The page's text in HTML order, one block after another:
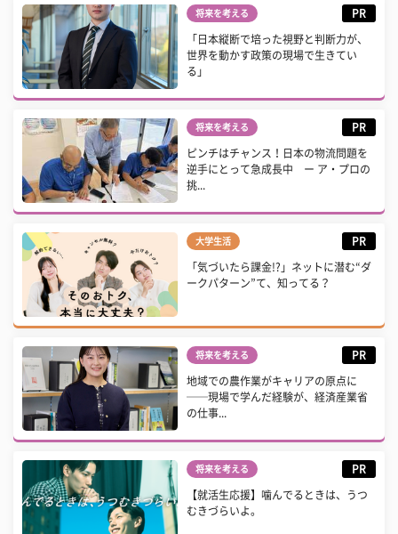
将来を考える PR
「日本縦断で培った視野と判断力が、
世界を動かす政策の現場で生きてい
る」
将来を考える PR
ピンチはチャンス！日本の物流問題を
逆手にとって急成長中 ー ア・プロの
挑...
大学生活 PR
「気づいたら課金!?」ネットに潜む“ダ
ークパターン”て、知ってる？
将来を考える PR
地域での農作業がキャリアの原点に
──現場で学んだ経験が、経済産業省
の仕事...
将来を考える PR
【就活生応援】噛んでるときは、うつ
むきづらいよ。